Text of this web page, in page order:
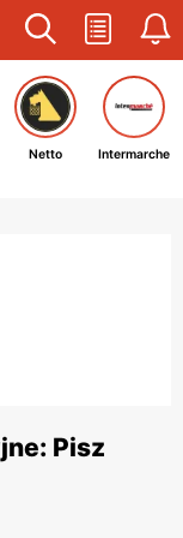
Netto Intermarche
Pisz